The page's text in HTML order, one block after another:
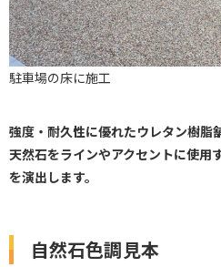
駐車場の床に施工
強度・耐久性に優れたウレタン樹脂
天然石をラインやアクセントに使用
を演出します。
自然石色調見本